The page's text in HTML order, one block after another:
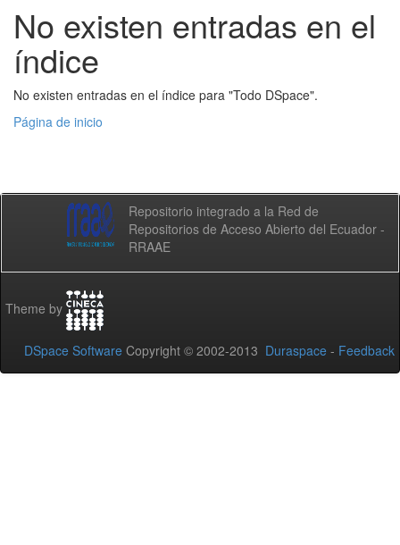
No existen entradas en el
índice
No existen entradas en el índice para "Todo DSpace".
Página de inicio
Repositorio integrado a la Red de
Repositorios de Acceso Abierto del Ecuador -
RRAAE
Theme by
DSpace Software Copyright © 2002-2013 Duraspace - Feedback